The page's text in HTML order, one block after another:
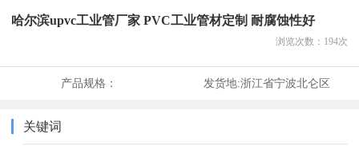
哈尔滨upvc工业管厂家 PVC工业管材定制 耐腐蚀性好
浏览次数： 194次
产品规格： 发货地:浙江省宁波北仑区
关键词